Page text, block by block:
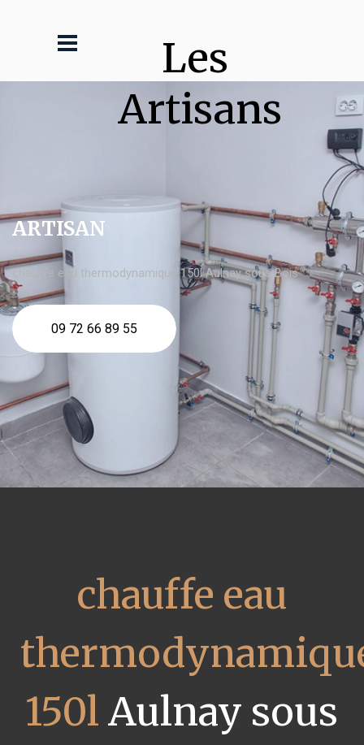
Les
Artisans
ARTISAN
chauffe eau thermodynamique 150l Aulnay sous Bois
09 72 66 89 55
chauffe eau
150l Aulnay sous